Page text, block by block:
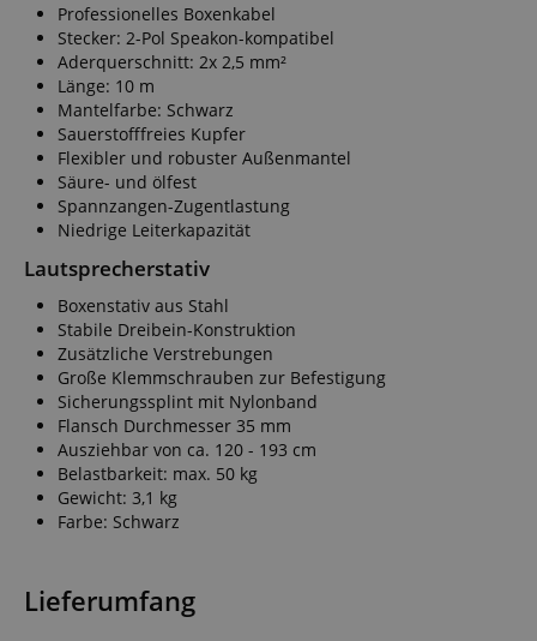
Professionelles Boxenkabel
Stecker: 2-Pol Speakon-kompatibel
Aderquerschnitt: 2x 2,5 mm²
Länge: 10 m
Mantelfarbe: Schwarz
Sauerstofffreies Kupfer
Flexibler und robuster Außenmantel
Säure- und ölfest
Spannzangen-Zugentlastung
Niedrige Leiterkapazität
Lautsprecherstativ
Boxenstativ aus Stahl
Stabile Dreibein-Konstruktion
Zusätzliche Verstrebungen
Große Klemmschrauben zur Befestigung
Sicherungssplint mit Nylonband
Flansch Durchmesser 35 mm
Ausziehbar von ca. 120 - 193 cm
Belastbarkeit: max. 50 kg
Gewicht: 3,1 kg
Farbe: Schwarz
Lieferumfang